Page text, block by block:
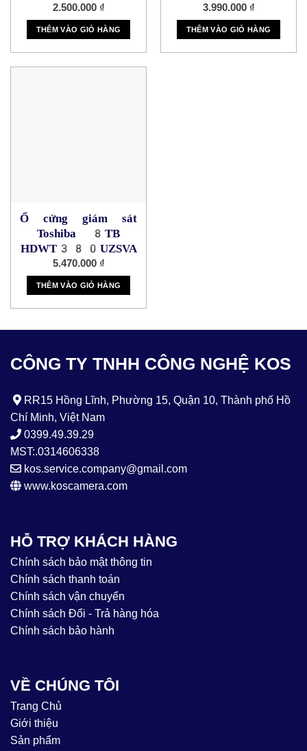
2.500.000 ₫
THÊM VÀO GIỎ HÀNG
3.990.000 ₫
THÊM VÀO GIỎ HÀNG
Ổ cứng giám sát
Toshiba 8TB
HDWT380UZSVA
5.470.000 ₫
THÊM VÀO GIỎ HÀNG
CÔNG TY TNHH CÔNG NGHỆ KOS
RR15 Hồng Lĩnh, Phường 15, Quận 10, Thành phố Hồ
Chí Minh, Việt Nam
0399.49.39.29
MST:.0314606338
kos.service.company@gmail.com
www.koscamera.com
HỖ TRỢ KHÁCH HÀNG
Chính sách bảo mật thông tin
Chính sách thanh toán
Chính sách vận chuyển
Chính sách Đổi - Trả hàng hóa
Chính sách bảo hành
VỀ CHÚNG TÔI
Trang Chủ
Giới thiệu
Sản phẩm